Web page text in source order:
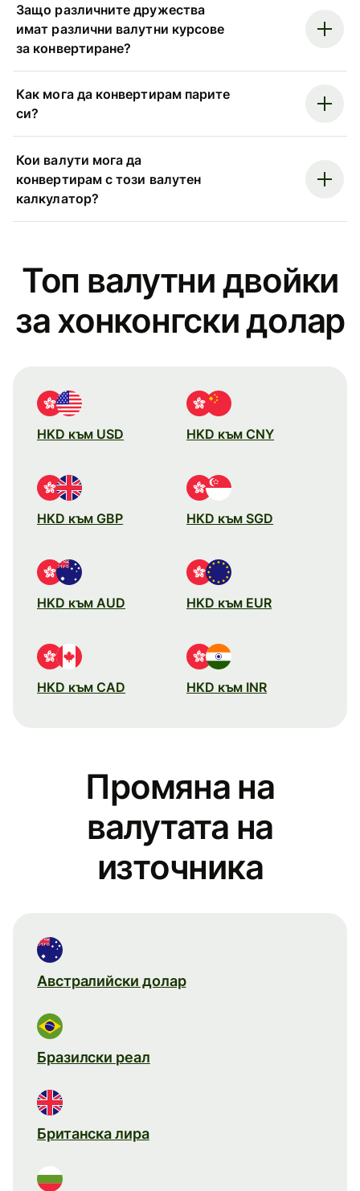
Защо различните дружества
имат различни валутни курсове
за конвертиране?
Как мога да конвертирам парите
си?
Кои валути мога да
конвертирам с този валутен
калкулатор?
Топ валутни двойки
за хонконгски долар
HKD към USD HKD към CNY
HKD към GBP HKD към SGD
HKD към AUD HKD към EUR
HKD към CAD HKD към INR
Промяна на
валутата на
източника
Австралийски долар
Бразилски реал
Британска лира